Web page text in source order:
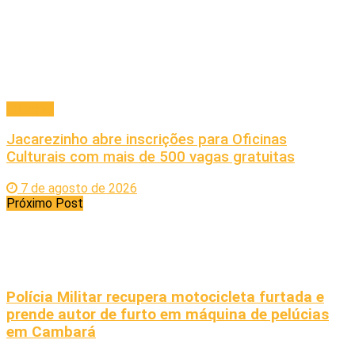
Jacarezinho abre inscrições para Oficinas
Culturais com mais de 500 vagas gratuitas
7 de agosto de 2026
Próximo Post
Polícia Militar recupera motocicleta furtada e
prende autor de furto em máquina de pelúcias
em Cambará